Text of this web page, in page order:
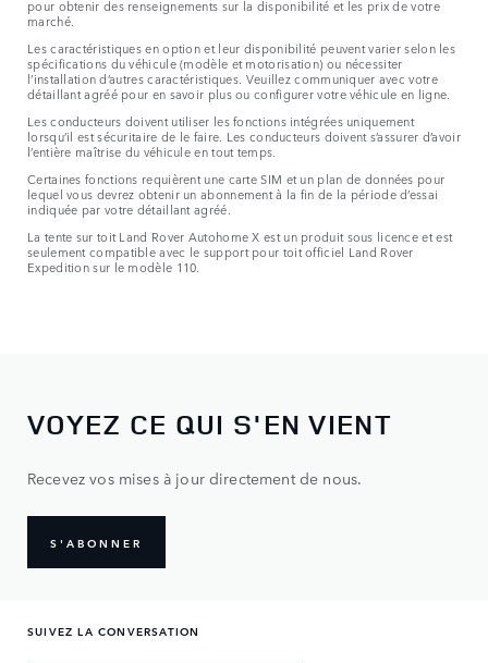
pour obtenir des renseignements sur la disponibilité et les prix de votre
marché.
Les caractéristiques en option et leur disponibilité peuvent varier selon les
spécifications du véhicule (modèle et motorisation) ou nécessiter
l’installation d’autres caractéristiques. Veuillez communiquer avec votre
détaillant agréé pour en savoir plus ou configurer votre véhicule en ligne.
Les conducteurs doivent utiliser les fonctions intégrées uniquement
lorsqu’il est sécuritaire de le faire. Les conducteurs doivent s’assurer d’avoir
l’entière maîtrise du véhicule en tout temps.
Certaines fonctions requièrent une carte SIM et un plan de données pour
lequel vous devrez obtenir un abonnement à la fin de la période d’essai
indiquée par votre détaillant agréé.
La tente sur toit Land Rover Autohome X est un produit sous licence et est
seulement compatible avec le support pour toit officiel Land Rover
Expedition sur le modèle 110.
VOYEZ CE QUI S'EN VIENT
Recevez vos mises à jour directement de nous.
S'ABONNER
SUIVEZ LA CONVERSATION